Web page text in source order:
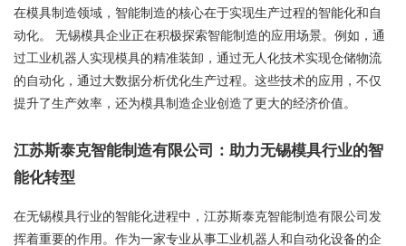
在模具制造领域，智能制造的核心在于实现生产过程的智能化和自
动化。 无锡模具企业正在积极探索智能制造的应用场景。例如，通
过工业机器人实现模具的精准装卸，通过无人化技术实现仓储物流
的自动化，通过大数据分析优化生产过程。这些技术的应用，不仅
提升了生产效率，还为模具制造企业创造了更大的经济价值。
江苏斯泰克智能制造有限公司：助力无锡模具行业的智
能化转型
在无锡模具行业的智能化进程中，江苏斯泰克智能制造有限公司发
挥着重要的作用。作为一家专业从事工业机器人和自动化设备的企